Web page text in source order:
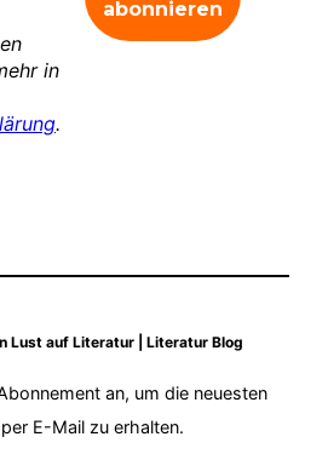
in
.
Lust auf Literatur | Literatur Blog
an, um die neuesten
E-Mail zu erhalten.